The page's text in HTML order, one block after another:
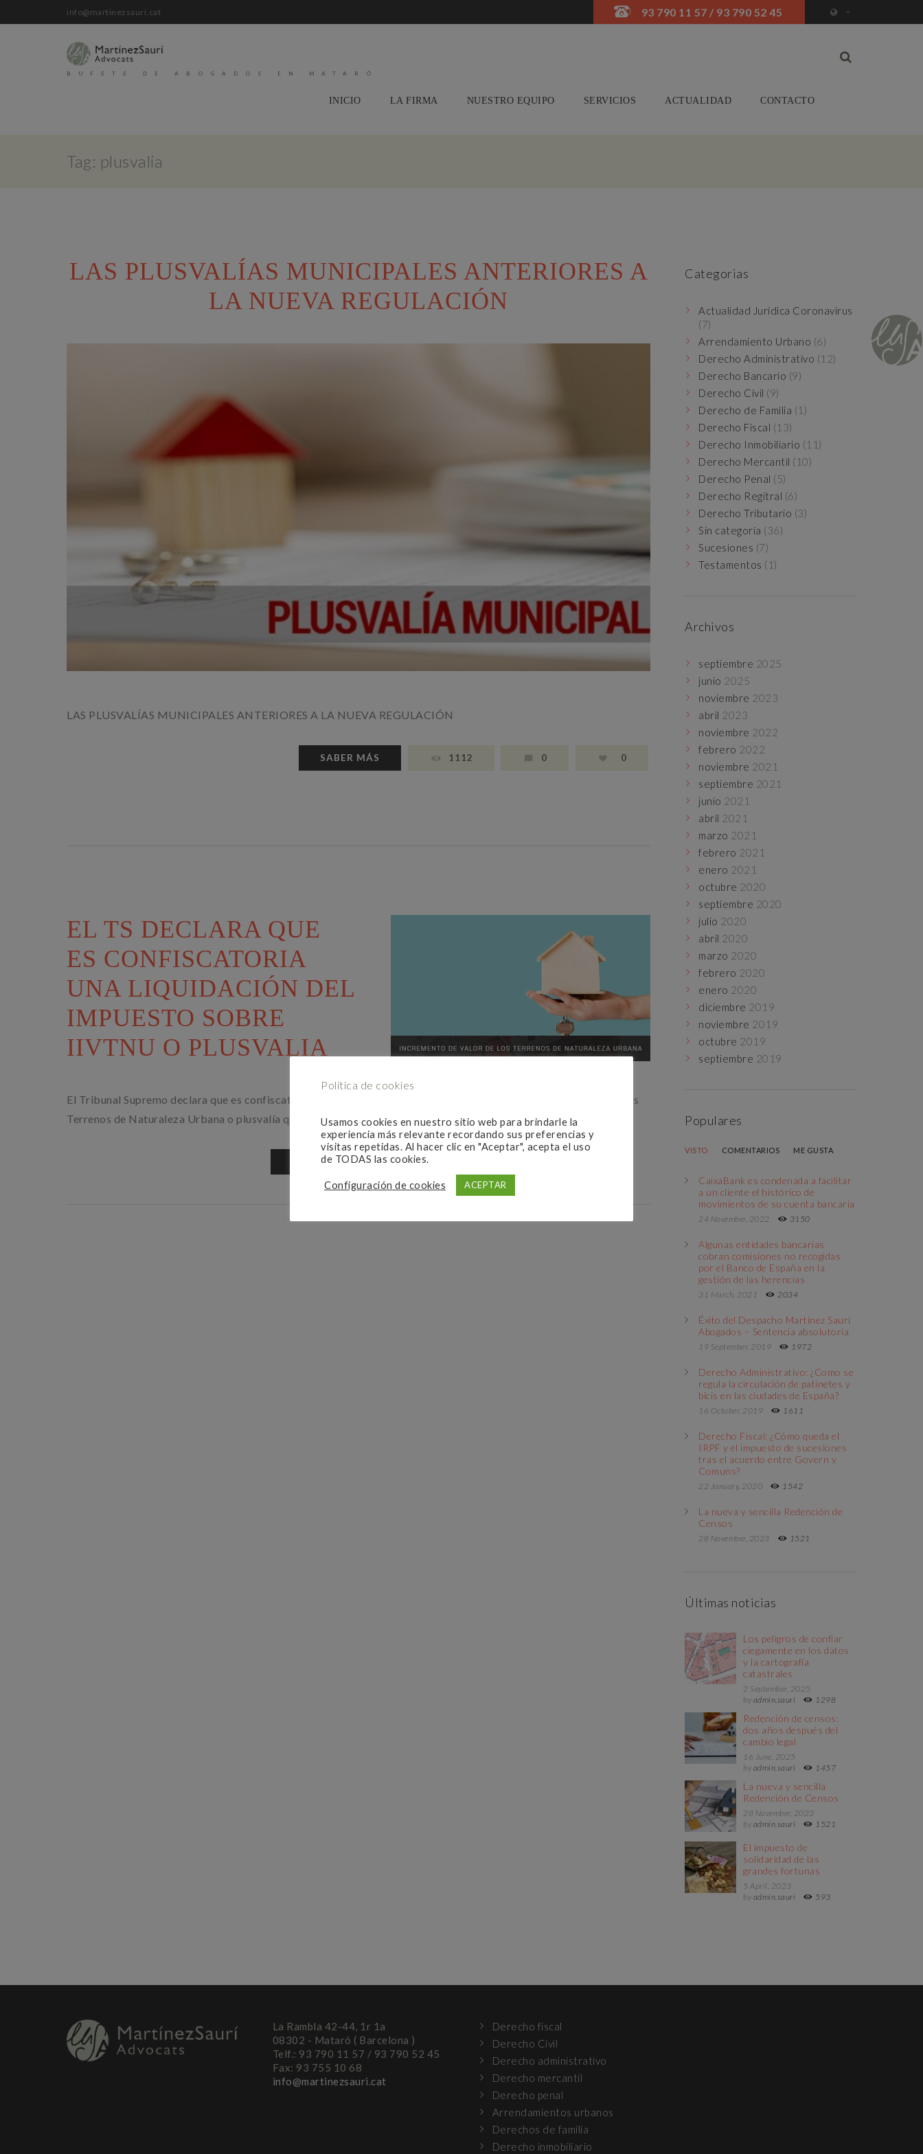
93 790 11 57 / 93 790 52 45
info@martinezsauri.cat
BUFETE DE ABOGADOS EN MATARÓ
INICIO LA FIRMA NUESTRO EQUIPO SERVICIOS ACTUALIDAD CONTACTO
Tag: plusvalia
LAS PLUSVALÍAS MUNICIPALES ANTERIORES A
LA NUEVA REGULACIÓN
LAS PLUSVALÍAS MUNICIPALES ANTERIORES A LA NUEVA REGULACIÓN
SABER MÁS 1112 0 0
EL TS DECLARA QUE
ES CONFISCATORIA
UNA LIQUIDACIÓN DEL
IMPUESTO SOBRE
IIVTNU O PLUSVALIA
El Tribunal Supremo declara que es confiscatoria una liquidación del Impuesto sobre el Incremento del Valor de los
Terrenos de Naturaleza Urbana o plusvalía que coincida o supere la ganancia
SABER MÁS 205
Categorias
Actualidad Jurídica Coronavirus
(7)
Arrendamiento Urbano (6)
Derecho Administrativo (12)
Derecho Bancario (9)
Derecho Civil (9)
Derecho de Familia (1)
Derecho Fiscal (13)
Derecho Inmobiliario (11)
Derecho Mercantil (10)
Derecho Penal (5)
Derecho Regitral (6)
Derecho Tributario (3)
Sin categoría (36)
Sucesiones (7)
Testamentos (1)
Archivos
septiembre 2025
junio 2025
noviembre 2023
abril 2023
noviembre 2022
febrero 2022
noviembre 2021
septiembre 2021
junio 2021
abril 2021
marzo 2021
febrero 2021
enero 2021
octubre 2020
septiembre 2020
julio 2020
abril 2020
marzo 2020
febrero 2020
enero 2020
diciembre 2019
noviembre 2019
octubre 2019
septiembre 2019
Populares
VISTO COMENTARIOS ME GUSTA
CaixaBank es condenada a facilitar
a un cliente el histórico de
movimientos de su cuenta bancaria
24 November, 2022 3150
Algunas entidades bancarias
cobran comisiones no recogidas
por el Banco de España en la
gestión de las herencias
31 March, 2021 2034
Éxito del Despacho Martínez Saurí
Abogados – Sentencia absolutoria
19 September, 2019 1972
Derecho Administrativo: ¿Como se
regula la circulación de patinetes y
bicis en las ciudades de España?
16 October, 2019 1611
Derecho Fiscal: ¿Cómo queda el
IRPF y el impuesto de sucesiones
tras el acuerdo entre Govern y
Comuns?
22 January, 2020 1542
La nueva y sencilla Redención de
Censos
28 November, 2023 1521
Últimas noticias
Los peligros de confiar
ciegamente en los datos
y la cartografía
catastrales
2 September, 2025
byadmin.sauri 1298
Redención de censos:
dos años después del
cambio legal
16 June, 2025
byadmin.sauri 1457
La nueva y sencilla
Redención de Censos
28 November, 2023
byadmin.sauri 1521
El impuesto de
solidaridad de las
grandes fortunas
5 April, 2023
byadmin.sauri 593
La Rambla 42-44, 1r 1a
08302 - Mataró ( Barcelona )
Telf.: 93 790 11 57 / 93 790 52 45
Fax: 93 755 10 68
info@martinezsauri.cat
Derecho fiscal
Derecho Civil
Derecho administrativo
Derecho mercantil
Derecho penal
Arrendamientos urbanos
Derechos de familia
Derecho inmobiliario
Política de cookies
Usamos cookies en nuestro sitio web para brindarle la
experiencia más relevante recordando sus preferencias y
visitas repetidas. Al hacer clic en "Aceptar", acepta el uso
de TODAS las cookies.
Configuración de cookies ACEPTAR